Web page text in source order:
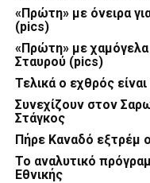
«Πρώτη» με όνειρα
(pics)
«Πρώτη» με χαμόγελα
Σταυρού (pics)
Τελικά ο εχθρός
Συνεχίζουν στον
Στάγκος
Πήρε Καναδό εξτρέμ
Το αναλυτικό
Εθνικής